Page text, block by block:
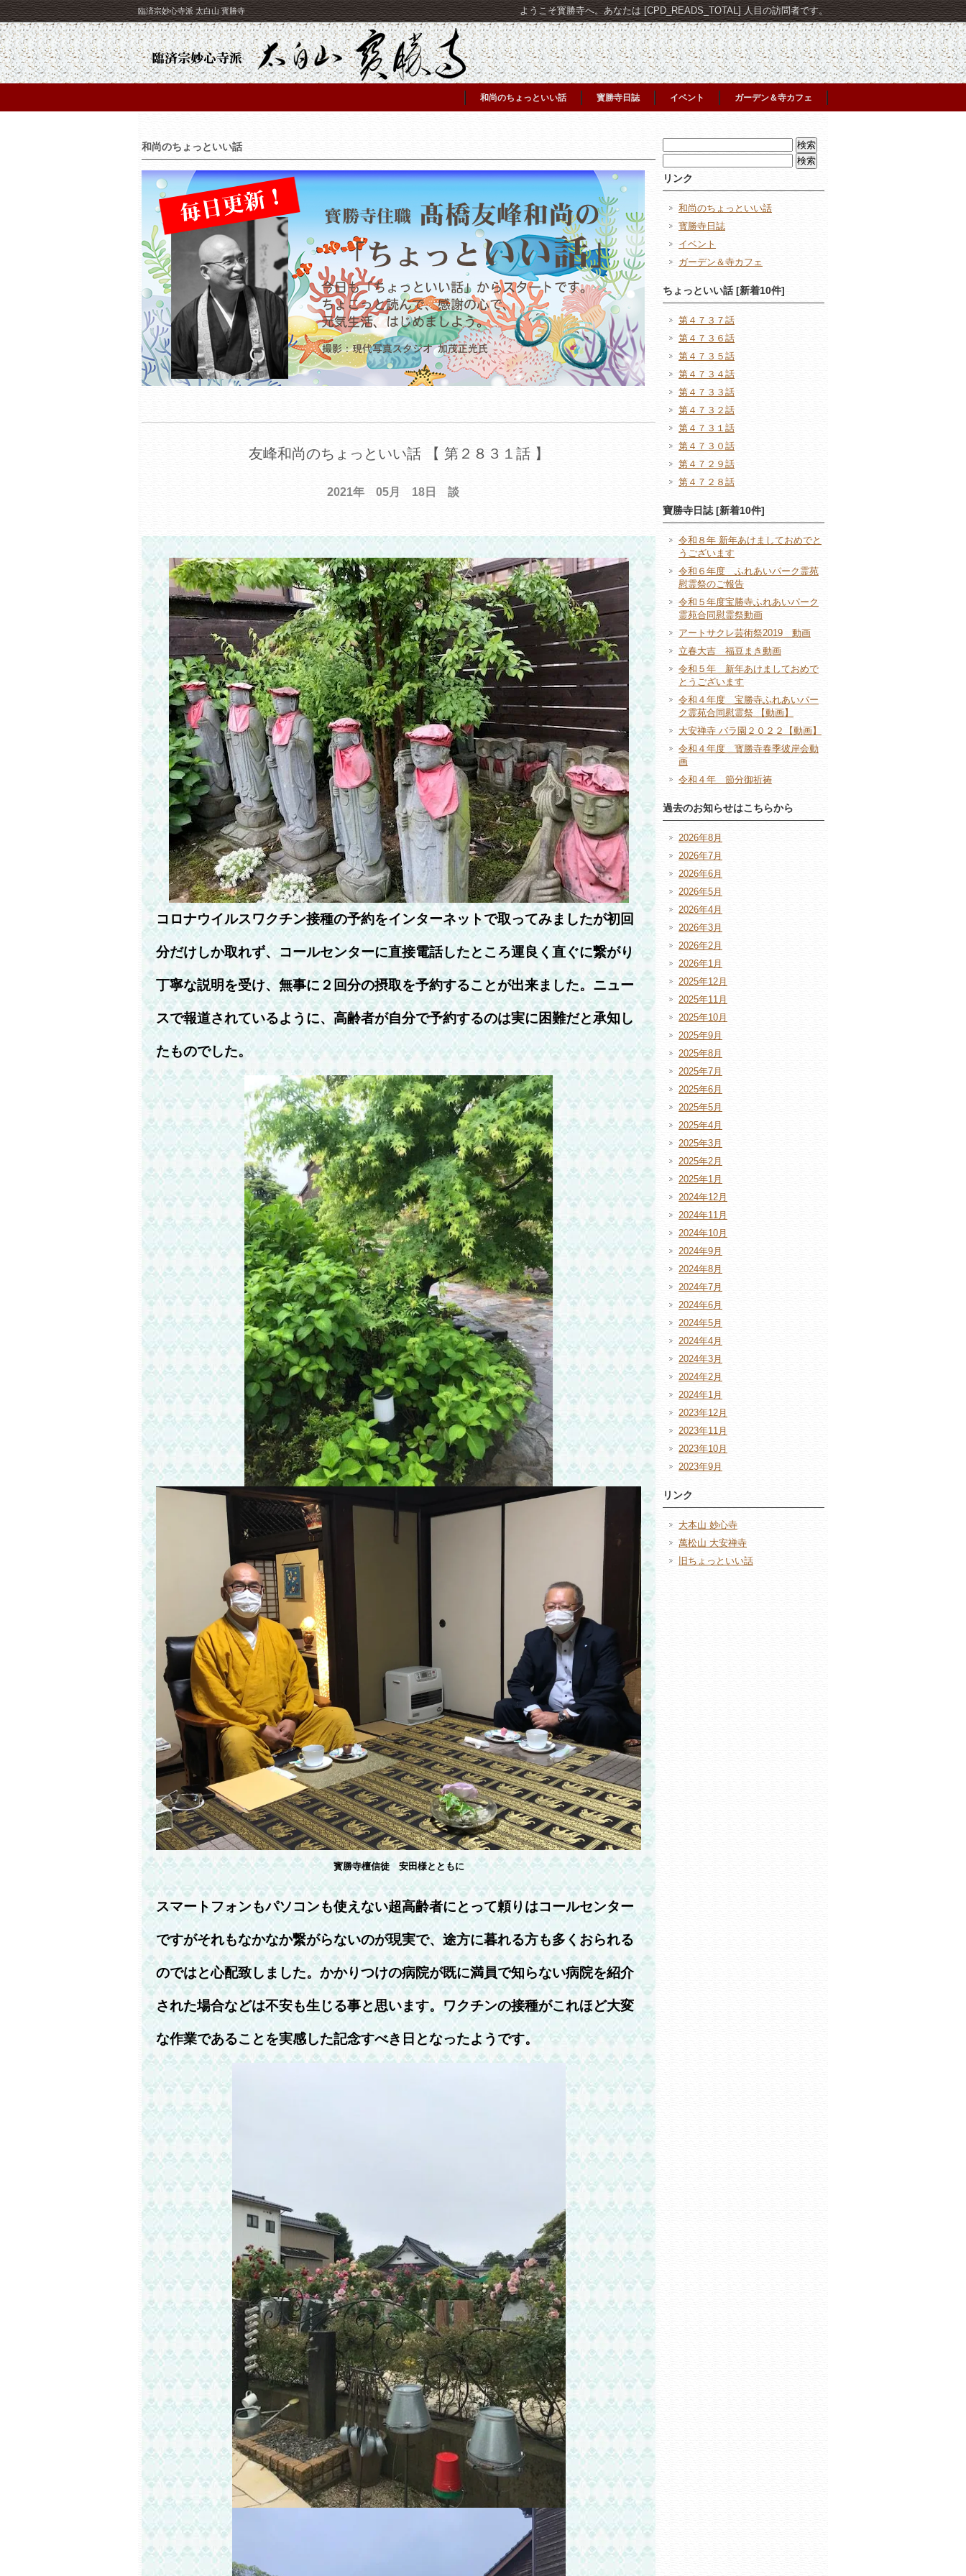
臨済宗妙心寺派 太白山 寳勝寺 ようこそ寳勝寺へ。あなたは [CPD_READS_TOTAL] 人目の訪問者です。
和尚のちょっといい話 寳勝寺日誌 イベント ガーデン＆寺カフェ
和尚のちょっといい話
友峰和尚のちょっといい話 【 第２８３１話 】
2021年 05月 18日 談
コロナウイルスワクチン接種の予約をインターネットで取ってみましたが初回
分だけしか取れず、コールセンターに直接電話したところ運良く直ぐに繋がり
丁寧な説明を受け、無事に２回分の摂取を予約することが出来ました。ニュー
スで報道されているように、高齢者が自分で予約するのは実に困難だと承知し
たものでした。
寳勝寺檀信徒 安田様とともに
スマートフォンもパソコンも使えない超高齢者にとって頼りはコールセンター
ですがそれもなかなか繋がらないのが現実で、途方に暮れる方も多くおられる
のではと心配致しました。かかりつけの病院が既に満員で知らない病院を紹介
された場合などは不安も生じる事と思います。ワクチンの接種がこれほど大変
な作業であることを実感した記念すべき日となったようです。
索:
索:
リンク
和尚のちょっといい話
寳勝寺日誌
イベント
ガーデン＆寺カフェ
ちょっといい話 [新着10件]
第４７３７話
第４７３６話
第４７３５話
第４７３４話
第４７３３話
第４７３２話
第４７３１話
第４７３０話
第４７２９話
第４７２８話
寶勝寺日誌 [新着10件]
令和８年 新年あけましておめでと
うございます
令和６年度 ふれあいパーク霊苑
慰霊祭のご報告
令和５年度宝勝寺ふれあいパーク
霊苑合同慰霊祭動画
アートサクレ芸術祭2019 動画
立春大吉 福豆まき動画
令和５年 新年あけましておめで
とうございます
令和４年度 宝勝寺ふれあいパー
ク霊苑合同慰霊祭 【動画】
大安禅寺 バラ園２０２２【動画】
令和４年度 寳勝寺春季彼岸会動
画
令和４年 節分御祈祷
過去のお知らせはこちらから
2026年8月
2026年7月
2026年6月
2026年5月
2026年4月
2026年3月
2026年2月
2026年1月
2025年12月
2025年11月
2025年10月
2025年9月
2025年8月
2025年7月
2025年6月
2025年5月
2025年4月
2025年3月
2025年2月
2025年1月
2024年12月
2024年11月
2024年10月
2024年9月
2024年8月
2024年7月
2024年6月
2024年5月
2024年4月
2024年3月
2024年2月
2024年1月
2023年12月
2023年11月
2023年10月
2023年9月
リンク
大本山 妙心寺
萬松山 大安禅寺
旧ちょっといい話